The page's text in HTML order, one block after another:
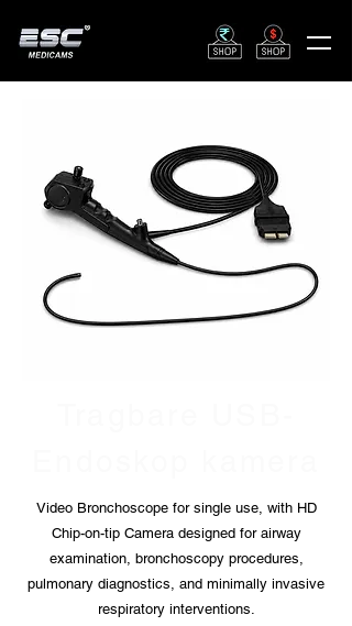
Video Bronchoscope for single use, with HD
Chip-on-tip Camera designed for airway
examination, bronchoscopy procedures,
pulmonary diagnostics, and minimally invasive
respiratory interventions.